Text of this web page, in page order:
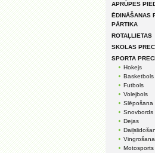
APRŪPES
ĒDINĀŠANAS
PĀRTIKA
ROTAĻLIETAS
SKOLAS
SPORTA
Hokejs
Basketbols
Futbols
Volejbols
Slēpošana
Snovbords
Dejas
Vingrošana
Motosports